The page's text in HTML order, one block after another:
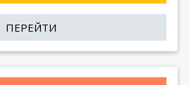
ПЕРЕЙТИ